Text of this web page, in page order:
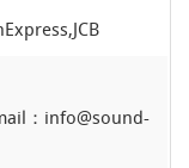
：info@sound-